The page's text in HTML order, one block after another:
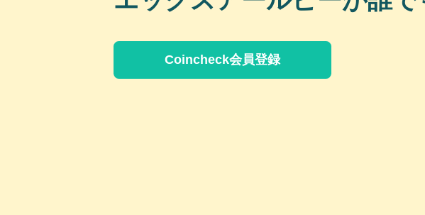
Coincheck会員登録